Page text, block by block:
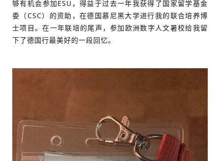
够有机会参加ESU，得益于过去一年我获得了国家留学基金
委（CSC）的资助，在德国慕尼黑大学进行我的联合培养博
士项目。在一年联培的尾声，参加欧洲数字人文暑校给我留
下了德国行最美好的一段回忆。